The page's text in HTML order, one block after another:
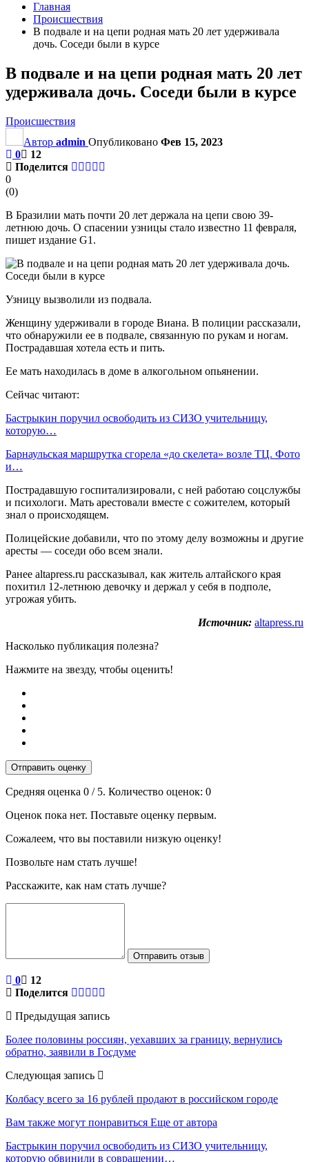
Главная
Происшествия
В подвале и на цепи родная мать 20 лет удерживала
дочь. Соседи были в курсе
В подвале и на цепи родная мать 20 лет
удерживала дочь. Соседи были в курсе
Происшествия
Автор admin Опубликовано Фев 15, 2023
0
12
Поделится
0
(0)
В Бразилии мать почти 20 лет держала на цепи свою 39-
летнюю дочь. О спасении узницы стало известно 11 февраля,
пишет издание G1.
Узницу вызволили из подвала.
Женщину удерживали в городе Виана. В полиции рассказали,
что обнаружили ее в подвале, связанную по рукам и ногам.
Пострадавшая хотела есть и пить.
Ее мать находилась в доме в алкогольном опьянении.
Сейчас читают:
Бастрыкин поручил освободить из СИЗО учительницу,
которую…
Барнаульская маршрутка сгорела «до скелета» возле ТЦ. Фото
и…
Пострадавшую госпитализировали, с ней работаю соцслужбы
и психологи. Мать арестовали вместе с сожителем, который
знал о происходящем.
Полицейские добавили, что по этому делу возможны и другие
аресты — соседи обо всем знали.
Ранее altapress.ru рассказывал, как житель алтайского края
похитил 12-летнюю девочку и держал у себя в подполе,
угрожая убить.
Источник: altapress.ru
Насколько публикация полезна?
Нажмите на звезду, чтобы оценить!
Отправить оценку
Средняя оценка 0 / 5. Количество оценок: 0
Оценок пока нет. Поставьте оценку первым.
Сожалеем, что вы поставили низкую оценку!
Позвольте нам стать лучше!
Расскажите, как нам стать лучше?
Отправить отзыв
0
12
Поделится
Предыдущая запись
Более половины россиян, уехавших за границу, вернулись
обратно, заявили в Госдуме
Следующая запись
Колбасу всего за 16 рублей продают в российском городе
Вам также могут понравиться Еще от автора
Бастрыкин поручил освободить из СИЗО учительницу,
которую обвинили в совращении…